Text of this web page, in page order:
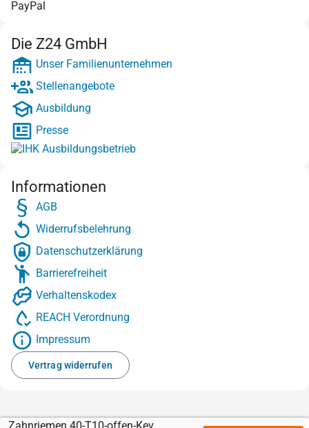
PayPal
Die Z24 GmbH
Unser Familienunternehmen
Stellenangebote
Ausbildung
Presse
Informationen
AGB
Widerrufsbelehrung
Datenschutzerklärung
Barrierefreiheit
Verhaltenskodex
REACH Verordnung
Impressum
Vertrag widerrufen